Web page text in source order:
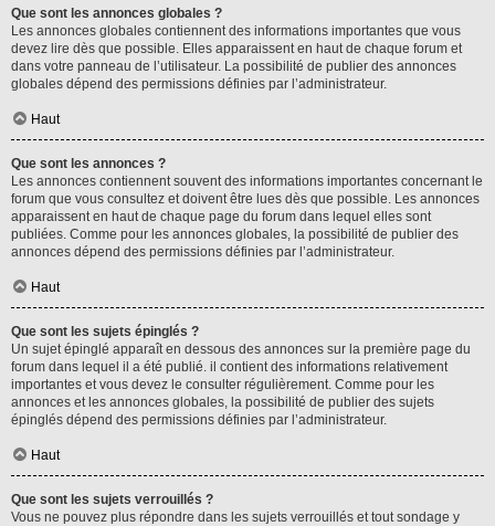
Que sont les annonces globales ?
Les annonces globales contiennent des informations importantes que vous
devez lire dès que possible. Elles apparaissent en haut de chaque forum et
dans votre panneau de l’utilisateur. La possibilité de publier des annonces
globales dépend des permissions définies par l’administrateur.
Haut
Que sont les annonces ?
Les annonces contiennent souvent des informations importantes concernant le
forum que vous consultez et doivent être lues dès que possible. Les annonces
apparaissent en haut de chaque page du forum dans lequel elles sont
publiées. Comme pour les annonces globales, la possibilité de publier des
annonces dépend des permissions définies par l’administrateur.
Haut
Que sont les sujets épinglés ?
Un sujet épinglé apparaît en dessous des annonces sur la première page du
forum dans lequel il a été publié. il contient des informations relativement
importantes et vous devez le consulter régulièrement. Comme pour les
annonces et les annonces globales, la possibilité de publier des sujets
épinglés dépend des permissions définies par l’administrateur.
Haut
Que sont les sujets verrouillés ?
Vous ne pouvez plus répondre dans les sujets verrouillés et tout sondage y